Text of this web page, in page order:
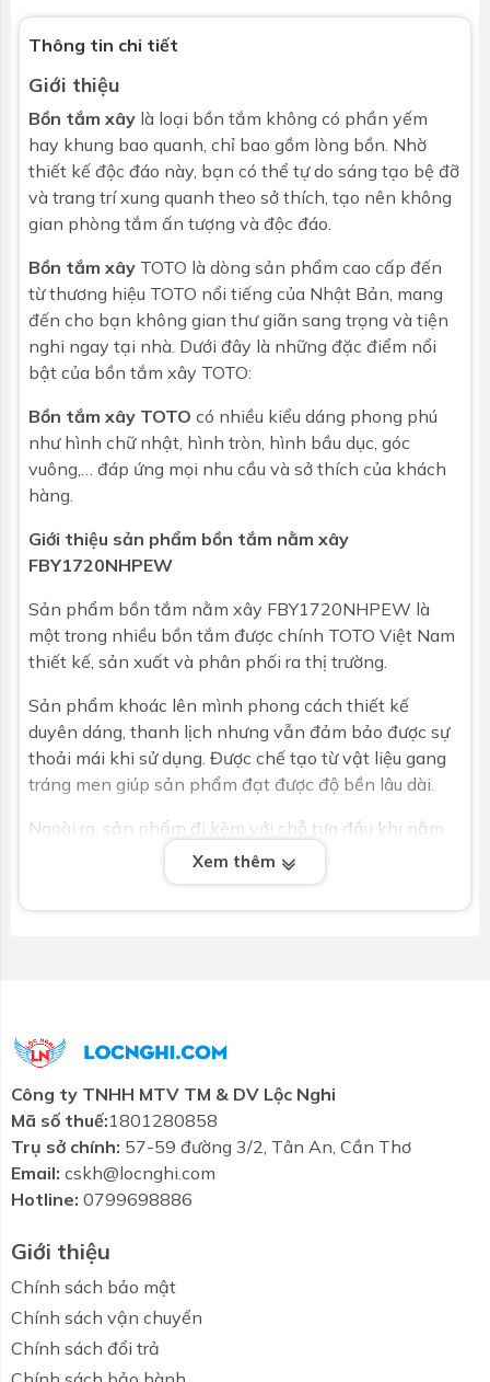
Thông tin chi tiết
Giới thiệu
Bồn tắm xây là loại bồn tắm không có phần yếm
hay khung bao quanh, chỉ bao gồm lòng bồn. Nhờ
thiết kế độc đáo này, bạn có thể tự do sáng tạo bệ đỡ
và trang trí xung quanh theo sở thích, tạo nên không
gian phòng tắm ấn tượng và độc đáo.
Bồn tắm xây TOTO là dòng sản phẩm cao cấp đến
từ thương hiệu TOTO nổi tiếng của Nhật Bản, mang
đến cho bạn không gian thư giãn sang trọng và tiện
nghi ngay tại nhà. Dưới đây là những đặc điểm nổi
bật của bồn tắm xây TOTO:
Bồn tắm xây TOTO có nhiều kiểu dáng phong phú
như hình chữ nhật, hình tròn, hình bầu dục, góc
vuông,… đáp ứng mọi nhu cầu và sở thích của khách
hàng.
Giới thiệu sản phẩm bồn tắm nằm xây
FBY1720NHPEW
Sản phẩm bồn tắm nằm xây FBY1720NHPEW là
một trong nhiều bồn tắm được chính TOTO Việt Nam
thiết kế, sản xuất và phân phối ra thị trường.
Sản phẩm khoác lên mình phong cách thiết kế
duyên dáng, thanh lịch nhưng vẫn đảm bảo được sự
thoải mái khi sử dụng. Được chế tạo từ vật liệu gang
tráng men giúp sản phẩm đạt được độ bền lâu dài.
Ngoài ra, sản phẩm đi kèm với chỗ tựa đầu khi nằm
và thanh vịn tay khi ra vào bồn tắm chắc chắn sẽ
giúp bạn có được cảm giác an toàn và thoải mái khi
sử dụng.
Giữa bồn tắm và lớp tường cần có khoảng cách
Hãy lắp đặt và sử dụng sản phẩm theo bản
hướng dẫn đính kèm
Bản vẽ kỹ thuật Bồn tắm xây TOTO
PAY1730HV/TVBF411 dài 1m7 có tay vịn
Xem thêm
Công ty TNHH MTV TM & DV Lộc Nghi
Mã số thuế:1801280858
Trụ sở chính: 57-59 đường 3/2, Tân An, Cần Thơ
Email: cskh@locnghi.com
Hotline: 0799698886
Giới thiệu
Chính sách bảo mật
Chính sách vận chuyển
Chính sách đổi trả